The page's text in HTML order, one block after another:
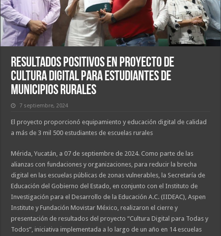
Resultados positivos en proyecto de
cultura digital para estudiantes de
municipios rurales
7 septiembre, 2024
El proyecto proporcionó equipamiento y educación digital de calidad
a más de 3 mil 500 estudiantes de escuelas rurales
Mérida, Yucatán, a 07 de septiembre de 2024. Como parte de las
alianzas con fundaciones y organizaciones, para reducir la brecha
digital en las escuelas públicas de zonas vulnerables, la Secretaría de
Educación del Gobierno del Estado, en conjunto con el Instituto de
Investigación para el Desarrollo de la Educación A.C. (IIDEAC), Aspen
Institute y Fundación Movistar México, realizaron el cierre y
presentación de resultados del proyecto “Cultura Digital para Todas y
Todos”, iniciativa implementada a lo largo de un año en 14 escuelas